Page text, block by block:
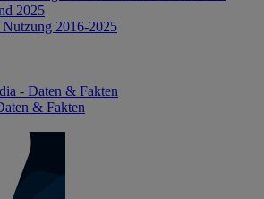
2025
Nutzung 2016-2025
- Daten & Fakten
& Fakten